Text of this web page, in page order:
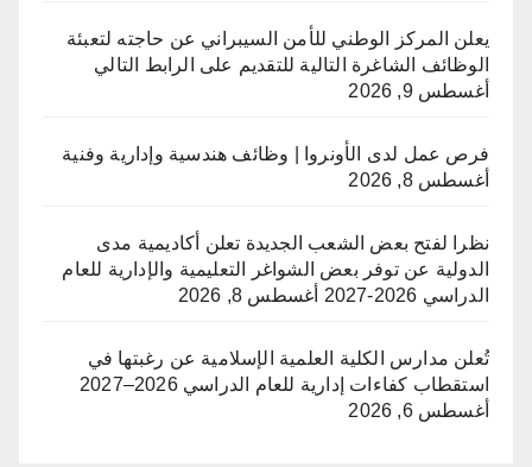
يعلن المركز الوطني للأمن السيبراني عن حاجته لتعبئة
الوظائف الشاغرة التالية للتقديم على الرابط التالي
أغسطس 9, 2026
فرص عمل لدى الأونروا | وظائف هندسية وإدارية وفنية
أغسطس 8, 2026
نظرا لفتح بعض الشعب الجديدة تعلن أكاديمية مدى
الدولية عن توفر بعض الشواغر التعليمية والإدارية للعام
الدراسي 2026-2027
أغسطس 8, 2026
تُعلن مدارس الكلية العلمية الإسلامية عن رغبتها في
استقطاب كفاءات إدارية للعام الدراسي 2026–2027
أغسطس 6, 2026